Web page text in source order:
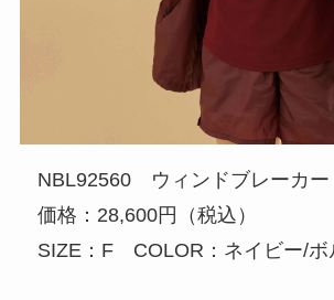
NBL92560 ウィンドブレーカー
価格：28,600円（税込）
SIZE：F COLOR：ネイビー/ボ